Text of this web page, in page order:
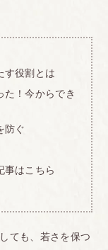
す役割とは
！今からでき
防ぐ
事はこちら
ても、若さを保つ